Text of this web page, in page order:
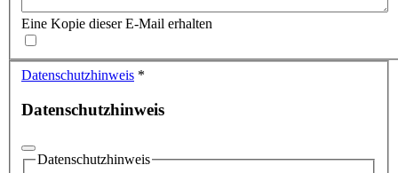
Eine Kopie dieser E-Mail erhalten
Datenschutzhinweis *
Datenschutzhinweis
Datenschutzhinweis